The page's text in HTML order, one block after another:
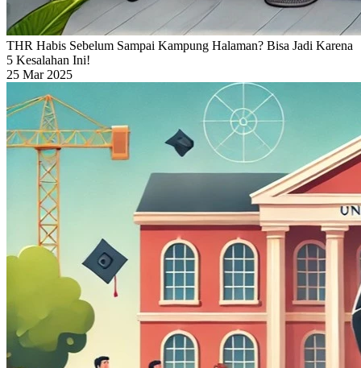
THR Habis Sebelum Sampai Kampung Halaman? Bisa Jadi Karena
5 Kesalahan Ini!
25 Mar 2025